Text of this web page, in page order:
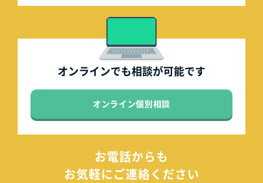
オンラインでも相談が可能です
オンライン個別相談
お電話からも
お気軽にご連絡ください